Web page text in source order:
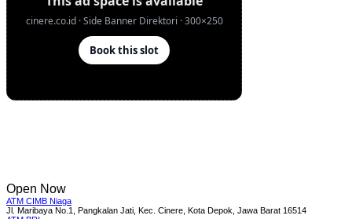
Open Now
ATM CIMB Niaga
Jl. Maribaya No.1, Pangkalan Jati, Kec. Cinere, Kota Depok, Jawa Barat 16514